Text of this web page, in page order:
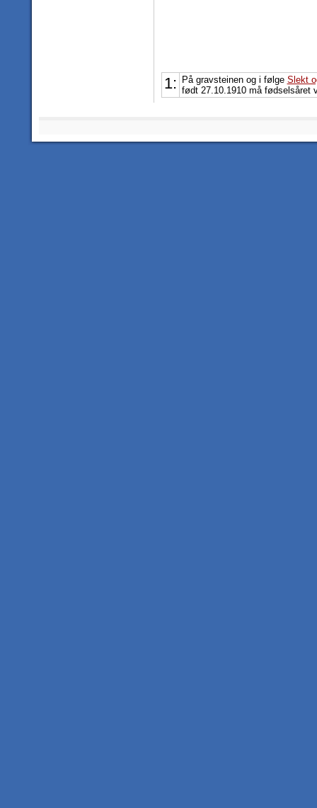
1: På gravsteinen og i følge Slekt
født 27.10.1910 må fødselsåret